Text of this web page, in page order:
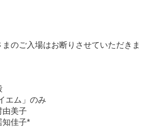
のご入場はお断りさせていただきま
ム」のみ
美子
佳子*